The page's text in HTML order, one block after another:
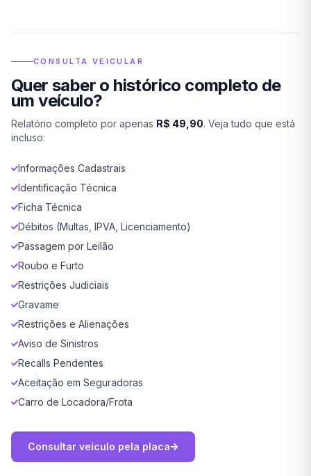
CONSULTA VEICULAR
Quer saber o histórico completo de
um veículo?
Relatório completo por apenas R$ 49,90. Veja tudo que está
incluso:
Informações Cadastrais
Identificação Técnica
Ficha Técnica
Débitos (Multas, IPVA, Licenciamento)
Passagem por Leilão
Roubo e Furto
Restrições Judiciais
Gravame
Restrições e Alienações
Aviso de Sinistros
Recalls Pendentes
Aceitação em Seguradoras
Carro de Locadora/Frota
Consultar veículo pela placa